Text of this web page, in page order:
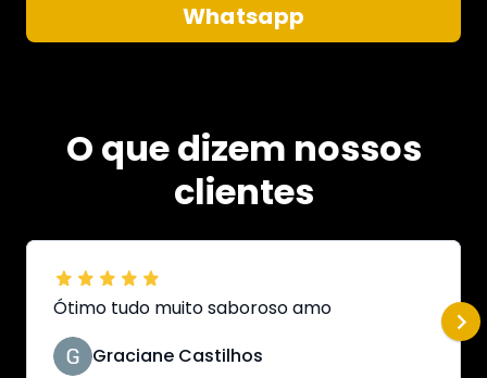
Whatsapp
O que dizem nossos
clientes
Ótimo tudo muito saboroso amo
Graciane Castilhos